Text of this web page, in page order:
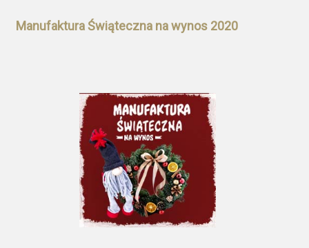
Manufaktura Świąteczna na wynos 2020